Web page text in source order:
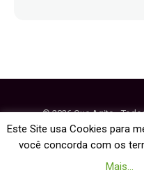
© 2026 Que Agito -
Este Site usa Cookies para
você concorda com os
Mais...